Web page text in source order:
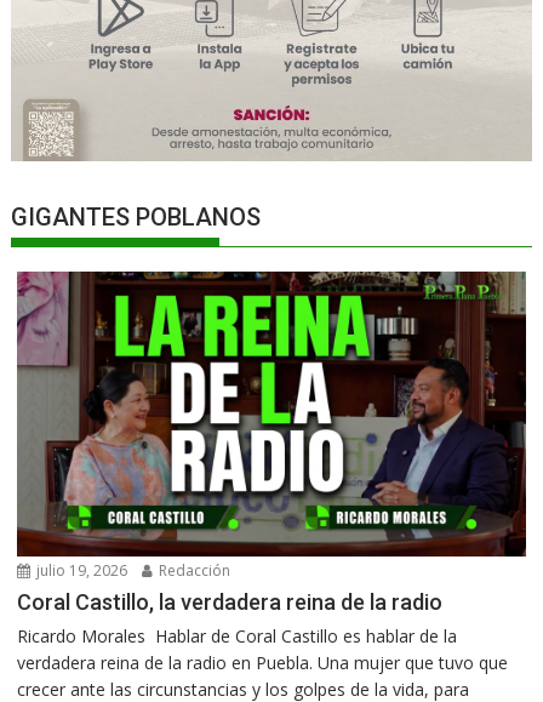
GIGANTES POBLANOS
julio 19, 2026 Redacción
Coral Castillo, la verdadera reina de la radio
Ricardo Morales Hablar de Coral Castillo es hablar de la
verdadera reina de la radio en Puebla. Una mujer que tuvo que
crecer ante las circunstancias y los golpes de la vida, para